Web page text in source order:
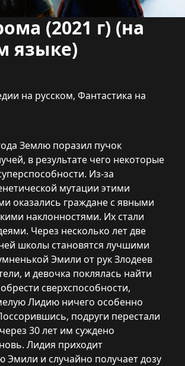
(2021 г) (на
языке)
на русском, Фантастика на
Землю поразил пучок
в результате чего некоторые
Из-за
мутации этими
оказались граждане с явными
наклонностями. Их стали
Через несколько лет две
школы становятся лучшими
Эмили от рук Злодеев
и девочка поклялась найти
сверхспособности,
Лидию ничего особенно
подруги перестали
30 лет им суждено
Лидия приходит
Эмили и случайно получает дозу